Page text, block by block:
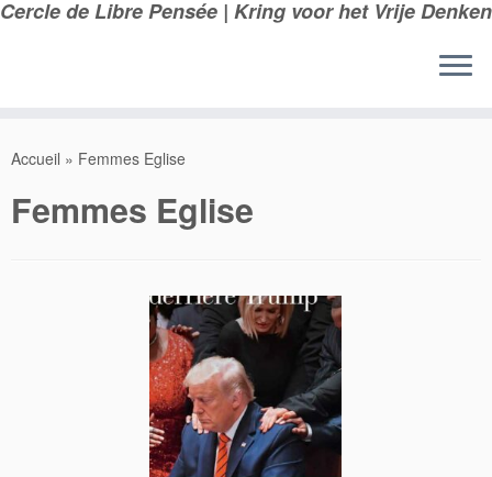
Cercle de Libre Pensée | Kring voor het Vrije Denken
Accueil » Femmes Eglise
Femmes Eglise